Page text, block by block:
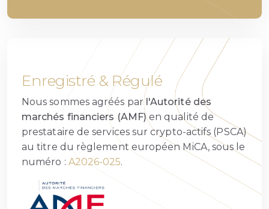
Enregistré & Régulé
Nous sommes agréés parl'Autorité des
marchés financiers (AMF)en qualité de
prestataire de services sur crypto-actifs (PSCA)
au titre du règlement européen MiCA, sous le
numéro : A2026-025.